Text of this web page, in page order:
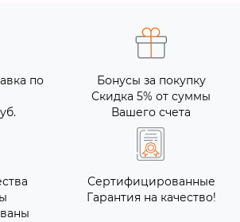
по
Бонусы за покупку
Скидка 5% от суммы
Вашего счета
Сертифицированные
Гарантия на качество!